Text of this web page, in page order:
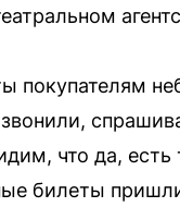
покупателям
что да, есть
билеты